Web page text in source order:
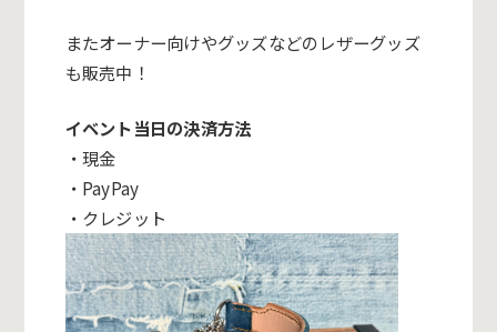
またオーナー向けやグッズなどのレザーグッズ
も販売中！
イベント当日の決済方法
・現金
・PayPay
・クレジット